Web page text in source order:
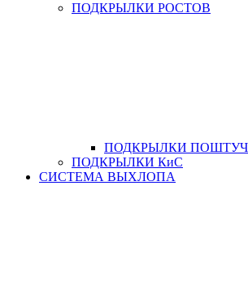
ПОДКРЫЛКИ РОСТОВ
ПОДКРЫЛКИ
ПОДКРЫЛКИ КиС
СИСТЕМА ВЫХЛОПА